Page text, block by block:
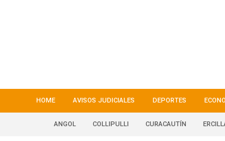
HOME AVISOS JUDICIALES DEPORTES
ANGOL COLLIPULLI CURACAUTÍN